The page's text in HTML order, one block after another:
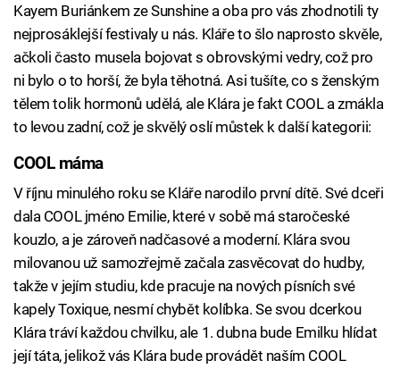
Kayem Buriánkem ze Sunshine a oba pro vás zhodnotili ty
nejprosáklejší festivaly u nás. Kláře to šlo naprosto skvěle,
ačkoli často musela bojovat s obrovskými vedry, což pro
ni bylo o to horší, že byla těhotná. Asi tušíte, co s ženským
tělem tolik hormonů udělá, ale Klára je fakt COOL a zmákla
to levou zadní, což je skvělý oslí můstek k další kategorii:
COOL máma
V říjnu minulého roku se Kláře narodilo první dítě. Své dceři
dala COOL jméno Emilie, které v sobě má staročeské
kouzlo, a je zároveň nadčasové a moderní. Klára svou
milovanou už samozřejmě začala zasvěcovat do hudby,
takže v jejím studiu, kde pracuje na nových písních své
kapely Toxique, nesmí chybět kolíbka. Se svou dcerkou
Klára tráví každou chvilku, ale 1. dubna bude Emilku hlídat
její táta, jelikož vás Klára bude provádět naším COOL